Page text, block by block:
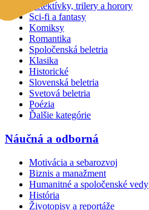
Detektívky, trilery a horory
Sci-fi a fantasy
Komiksy
Romantika
Spoločenská beletria
Klasika
Historické
Slovenská beletria
Svetová beletria
Poézia
Ďalšie kategórie
Náučná a odborná
Motivácia a sebarozvoj
Biznis a manažment
Humanitné a spoločenské vedy
História
Životopisy a reportáže